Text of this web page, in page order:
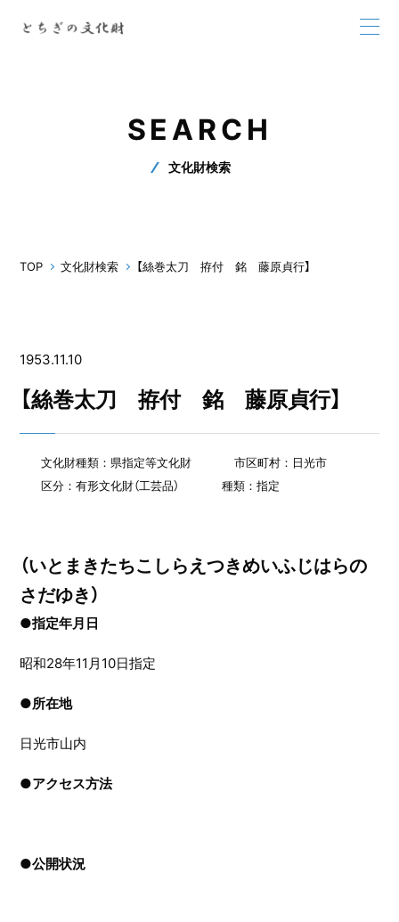
SEARCH
文化財検索
TOP 文化財検索 【絲巻太刀 拵付 銘 藤原貞行】
1953.11.10
【絲巻太刀 拵付 銘 藤原貞行】
文化財種類：県指定等文化財
市区町村：日光市
区分：有形文化財（工芸品）
種類：指定
（いとまきたちこしらえつきめいふじはらの
さだゆき）
●指定年月日
昭和28年11月10日指定
●所在地
日光市山内
●アクセス方法
●公開状況